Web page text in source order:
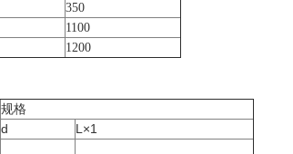
350
1100
1200
规格
d
L×1